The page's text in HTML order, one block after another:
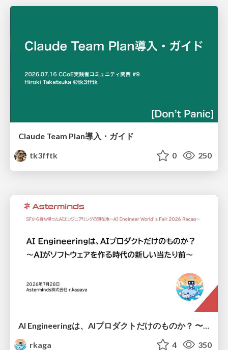
Claude Team Plan導入・ガイド
tk3fftk
0 250
rkaga
4 350